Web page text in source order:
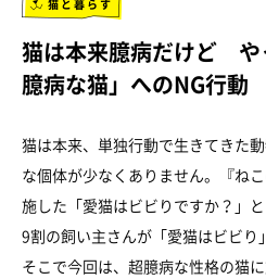
猫と暮らす
猫は本来臆病だけど や
臆病な猫」へのNG行動
猫は本来、単独行動で生きてきた
な個体が少なくありません。『ね
施した「愛猫はビビりですか？」
9割の飼い主さんが「愛猫はビビり
そこで今回は、超臆病な性格の猫